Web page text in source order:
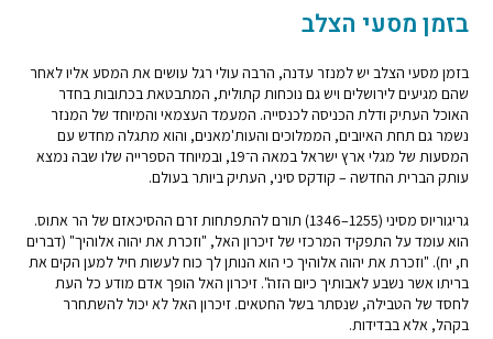
בזמן מסעי הצלב
בזמן מסעי הצלב יש למנזר עדנה, הרבה עולי רגל עושים את המסע אליו לאחר
שהם מגיעים לירושלים ויש גם נוכחות קתולית, המתבטאת בכתובות בחדר
האוכל העתיק ודלת הכניסה לכנסייה. המעמד העצמאי והמיוחד של המנזר
נשמר גם תחת האיובים, הממלוכים והעות'מאנים, והוא מתגלה מחדש עם
המסעות של מגלי ארץ ישראל במאה ה־19, ובמיוחד הספרייה שלו שבה נמצא
עותק הברית החדשה – קודקס סיני, העתיק ביותר בעולם.
גריגוריוס מסיני (1255–1346) תורם להתפתחות זרם ההסיכאזם של הר אתוס.
הוא עומד על התפקיד המרכזי של זיכרון האל, "וזכרת את יהוה אלוהיך" (דברים
ח, יח). "וזכרת את יהוה אלוהיך כי הוא הנותן לך כוח לעשות חיל למען הקים את
בריתו אשר נשבע לאבותיך כיום הזה". זיכרון האל הופך אדם מודע כל העת
לחסד של הטבילה, שנסתר בשל החטאים. זיכרון האל לא יכול להשתחרר
בקהל, אלא בבדידות.